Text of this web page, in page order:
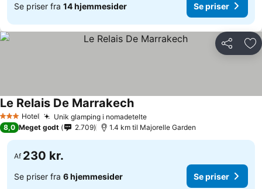
Se priser fra 14 hjemmesider Se priser
Del
3 StjernerHotel Unik glamping i nomadetelte
Le Relais De Marrakech
8,0 Meget godt 2.709 1.4 km til Majorelle Garden
Af 230 kr.
Se priser fra 6 hjemmesider Se priser